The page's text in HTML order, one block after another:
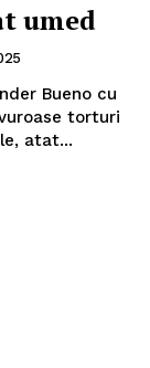
umed
Bueno cu
torturi
atat...